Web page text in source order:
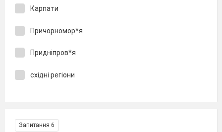
Карпати
Причорномор*я
Придніпров*я
східні регіони
Запитання 6